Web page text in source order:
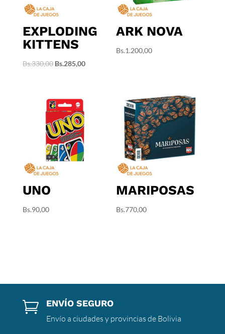
EXPLODING
KITTENS
Bs.330,00 El
era:
Bs.330,00.
Bs.285,00El
ARK NOVA
Bs.1.200,00
UNO
Bs.90,00
MARIPOSAS
Bs.770,00
 ENVÍO SEGURO
Envío a ciudades y provincias de Bolivia